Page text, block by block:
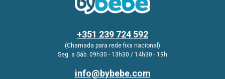
+351 239 724 592
(Chamada para rede fixa nacional)
Seg. a Sáb. 09h30 - 13h30 / 14h30 - 19h
info@bybebe.com